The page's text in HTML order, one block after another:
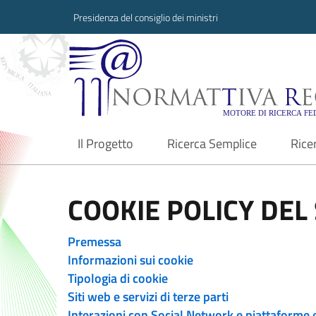
Presidenza del consiglio dei ministri
Normattiva
Il Progetto
current Ricerca Semplice
COOKIE POLICY
Premessa
Informazioni sui cookie
Tipologia di cookie
Siti web e servizi di terze parti